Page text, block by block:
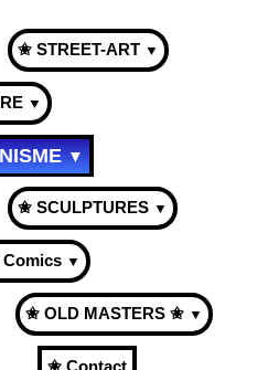
✬ STREET-ART ▼
▼
▼
✬ SCULPTURES ▼
Comics ▼
✬ OLD MASTERS ✬ ▼